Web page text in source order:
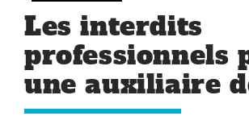
Les interdits
professionnels
une auxiliaire